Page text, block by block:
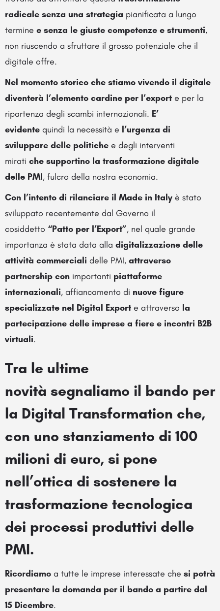
radicale senza una strategia pianificata a lungo
termine e senza le giuste competenze e strumenti,
non riuscendo a sfruttare il grosso potenziale che il
digitale offre.
Nel momento storico che stiamo vivendo il digitale
diventerà l’elemento cardine per l’export e per la
ripartenza degli scambi internazionali. E’
evidente quindi la necessità e l’urgenza di
sviluppare delle politiche e degli interventi
mirati che supportino la trasformazione digitale
delle PMI, fulcro della nostra economia.
Con l’intento di rilanciare il Made in Italy è stato
sviluppato recentemente dal Governo il
cosiddetto “Patto per l’Export”, nel quale grande
importanza è stata data alla digitalizzazione delle
attività commerciali delle PMI, attraverso
partnership con importanti piattaforme
internazionali, affiancamento di nuove figure
specializzate nel Digital Export e attraverso la
partecipazione delle imprese a fiere e incontri B2B
virtuali.
Tra le ultime
novità segnaliamo il bando per
la Digital Transformation che,
con uno stanziamento di 100
milioni di euro, si pone
nell’ottica di sostenere la
trasformazione tecnologica
dei processi produttivi delle
PMI.
Ricordiamo a tutte le imprese interessate che si potrà
presentare la domanda per il bando a partire dal
15 Dicembre.